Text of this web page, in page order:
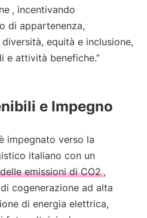
, incentivando
di appartenenza,
equità e inclusione,
e attività benefiche.”
e Impegno
impegnato verso la
italiano con un
emissioni di CO2 ,
cogenerazione ad alta
di energia elettrica,